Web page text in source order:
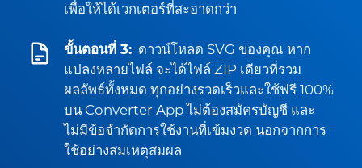
เพื่อให้ได้เวกเตอร์ที่สะอาดกว่า
ขั้นตอนที่ 3: ดาวน์โหลด SVG ของคุณ หาก
แปลงหลายไฟล์ จะได้ไฟล์ ZIP เดียวที่รวม
ผลลัพธ์ทั้งหมด ทุกอย่างรวดเร็วและใช้ฟรี 100%
บน Converter App ไม่ต้องสมัครบัญชี และ
ไม่มีข้อจำกัดการใช้งานที่เข้มงวด นอกจากการ
ใช้อย่างสมเหตุสมผล